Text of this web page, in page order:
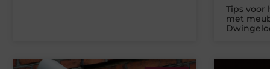
Tips voor
met